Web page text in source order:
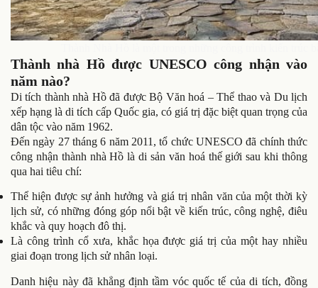
Thành nhà Hồ được UNESCO công nhận vào
năm nào?
Di tích thành nhà Hồ đã được Bộ Văn hoá – Thể thao và Du lịch
xếp hạng là di tích cấp Quốc gia, có giá trị đặc biệt quan trọng của
dân tộc vào năm 1962.
Đến ngày 27 tháng 6 năm 2011, tổ chức UNESCO đã chính thức
công nhận thành nhà Hồ là di sản văn hoá thế giới sau khi thông
qua hai tiêu chí:
Thể hiện được sự ảnh hưởng và giá trị nhân văn của một thời kỳ
lịch sử, có những đóng góp nổi bật về kiến trúc, công nghệ, điêu
khắc và quy hoạch đô thị.
Là công trình cổ xưa, khắc họa được giá trị của một hay nhiều
giai đoạn trong lịch sử nhân loại.
Danh hiệu này đã khẳng định tầm vóc quốc tế của di tích, đồng